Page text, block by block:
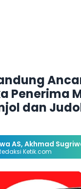
Penerima
dan
AS, Akhmad
Ketik.com